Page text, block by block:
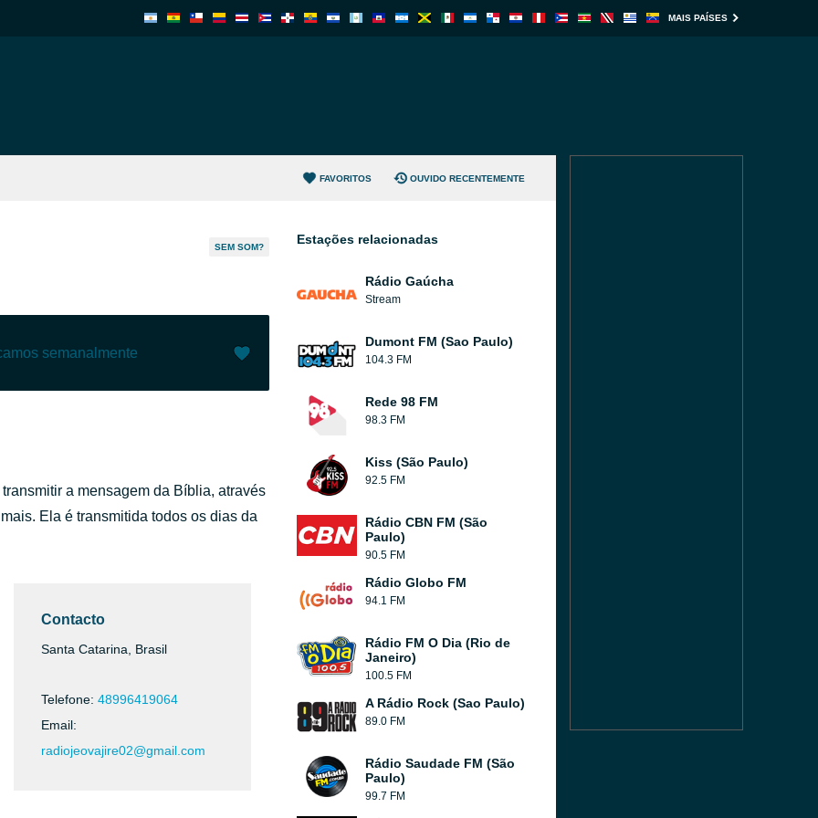
MAIS PAÍSES
FAVORITOS OUVIDO RECENTEMENTE
SEM SOM?
semanalmente
a mensagem da Bíblia, através
Ela é transmitida todos os dias da
Contacto
Santa Catarina, Brasil
Telefone: 48996419064
Email:
radiojeovajire02@gmail.com
Estações relacionadas
Rádio Gaúcha
Stream
Dumont FM (Sao Paulo)
104.3 FM
Rede 98 FM
98.3 FM
Kiss (São Paulo)
92.5 FM
Rádio CBN FM (São
Paulo)
90.5 FM
Rádio Globo FM
94.1 FM
Rádio FM O Dia (Rio de
Janeiro)
100.5 FM
A Rádio Rock (Sao Paulo)
89.0 FM
Rádio Saudade FM (São
Paulo)
99.7 FM